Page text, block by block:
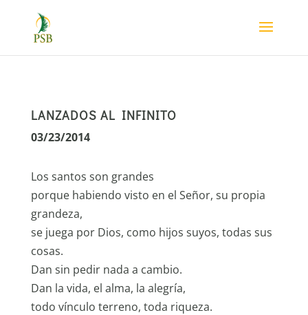
LANZADOS AL INFINITO
03/23/2014
Los santos son grandes
porque habiendo visto en el Señor, su propia
grandeza,
se juega por Dios, como hijos suyos, todas sus
cosas.
Dan sin pedir nada a cambio.
Dan la vida, el alma, la alegría,
todo vínculo terreno, toda riqueza.